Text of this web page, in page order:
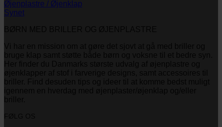
Øjenplastre / Øjenklap
Synet